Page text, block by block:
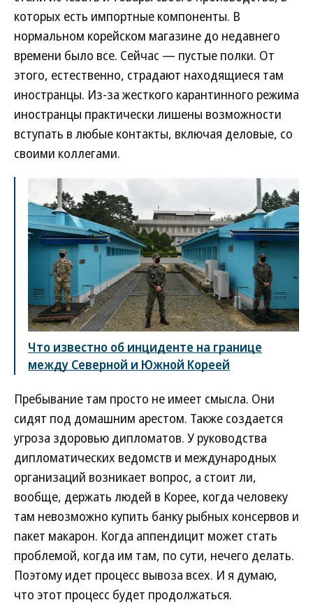
которых есть импортные компоненты. В
нормальном корейском магазине до недавнего
времени было все. Сейчас — пустые полки. От
этого, естественно, страдают находящиеся там
иностранцы. Из-за жесткого карантинного режима
иностранцы практически лишены возможности
вступать в любые контакты, включая деловые, со
своими коллегами.
Что известно об инциденте на границе
между Северной и Южной Кореей
Пребывание там просто не имеет смысла. Они
сидят под домашним арестом. Также создается
угроза здоровью дипломатов. У руководства
дипломатических ведомств и международных
организаций возникает вопрос, а стоит ли,
вообще, держать людей в Корее, когда человеку
там невозможно купить банку рыбных консервов и
пакет макарон. Когда аппендицит может стать
проблемой, когда им там, по сути, нечего делать.
Поэтому идет процесс вывоза всех. И я думаю,
что этот процесс будет продолжаться.